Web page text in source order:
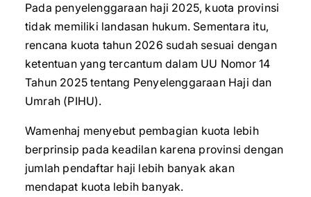
Pada penyelenggaraan haji 2025, kuota provinsi
tidak memiliki landasan hukum. Sementara itu,
rencana kuota tahun 2026 sudah sesuai dengan
ketentuan yang tercantum dalam UU Nomor 14
Tahun 2025 tentang Penyelenggaraan Haji dan
Umrah (PIHU).
Wamenhaj menyebut pembagian kuota lebih
berprinsip pada keadilan karena provinsi dengan
jumlah pendaftar haji lebih banyak akan
mendapat kuota lebih banyak.